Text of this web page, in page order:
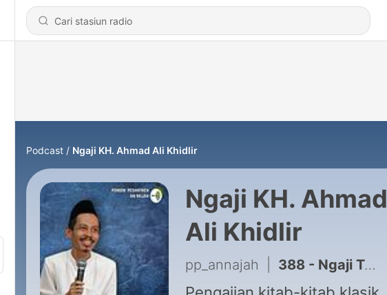
Podcast Ngaji KH. Ahmad Ali Khidlir
Ngaji KH. Ahmad
Ali Khidlir
pp_annajah 388 - Ngaji Tafsir Jalalain Riyadhussholihin dan Insan Kamil (17/10/2021)